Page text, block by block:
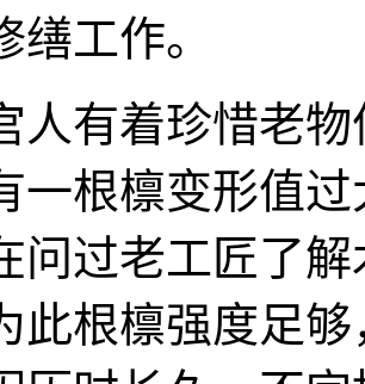
缮工作。
有着珍惜老物
一根檩变形值
问过老工匠了
此根檩强度足